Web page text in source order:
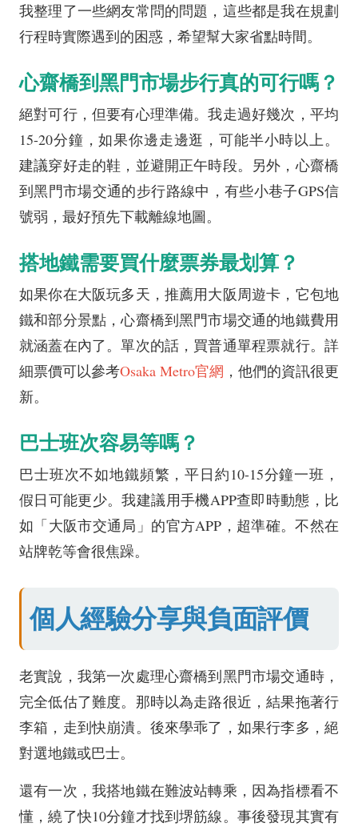
我整理了一些網友常問的問題，這些都是我在規劃
行程時實際遇到的困惑，希望幫大家省點時間。
心齋橋到黑門市場步行真的可行嗎？
絕對可行，但要有心理準備。我走過好幾次，平均
15-20分鐘，如果你邊走邊逛，可能半小時以上。
建議穿好走的鞋，並避開正午時段。另外，心齋橋
到黑門市場交通的步行路線中，有些小巷子GPS信
號弱，最好預先下載離線地圖。
搭地鐵需要買什麼票券最划算？
如果你在大阪玩多天，推薦用大阪周遊卡，它包地
鐵和部分景點，心齋橋到黑門市場交通的地鐵費用
就涵蓋在內了。單次的話，買普通單程票就行。詳
細票價可以參考Osaka Metro官網 ，他們的資訊很更
新。
巴士班次容易等嗎？
巴士班次不如地鐵頻繁，平日約10-15分鐘一班，
假日可能更少。我建議用手機APP查即時動態，比
如「大阪市交通局」的官方APP，超準確。不然在
站牌乾等會很焦躁。
個人經驗分享與負面評價
老實說，我第一次處理心齋橋到黑門市場交通時，
完全低估了難度。那時以為走路很近，結果拖著行
李箱，走到快崩潰。後來學乖了，如果行李多，絕
對選地鐵或巴士。
還有一次，我搭地鐵在難波站轉乘，因為指標看不
懂，繞了快10分鐘才找到堺筋線。事後發現其實有